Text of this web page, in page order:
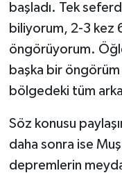
başladı. Tek
biliyorum, 2-3 kez
öngörüyorum.
başka bir
bölgedeki tüm
Söz konusu
daha sonra ise
depremlerin